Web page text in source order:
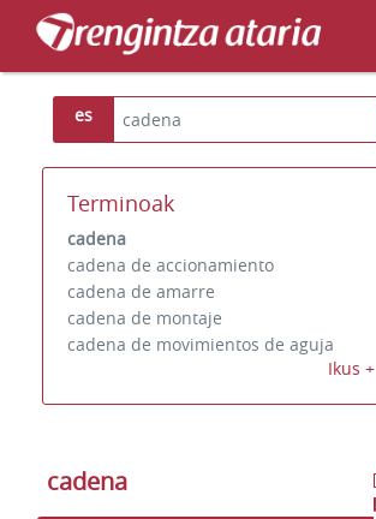
es
Terminoak
cadena
cadena de accionamiento
cadena de amarre
cadena de montaje
cadena de movimientos de aguja
Ikus +
cadena